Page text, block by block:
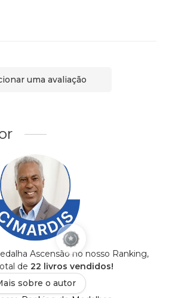
uma avaliação
Ascensão no nosso Ranking,
de 22 livros vendidos!
sobre o autor